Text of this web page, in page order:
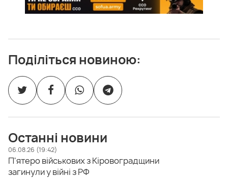
Поділіться новиною:
Останні новини
06.08.26 (19:42)
П'ятеро військових з Кіровоградщини
загинули у війні з РФ